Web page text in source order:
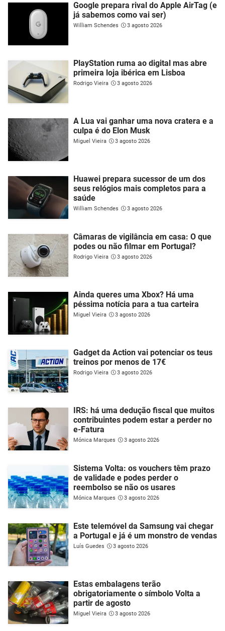
Google prepara rival do Apple AirTag (e
já sabemos como vai ser)
William Schendes 3 agosto 2026
PlayStation ruma ao digital mas abre
primeira loja ibérica em Lisboa
Rodrigo Vieira 3 agosto 2026
A Lua vai ganhar uma nova cratera e a
culpa é do Elon Musk
Miguel Vieira 3 agosto 2026
Huawei prepara sucessor de um dos
seus relógios mais completos para a
saúde
William Schendes 3 agosto 2026
Câmaras de vigilância em casa: O que
podes ou não filmar em Portugal?
Rodrigo Vieira 3 agosto 2026
Ainda queres uma Xbox? Há uma
péssima notícia para a tua carteira
Miguel Vieira 3 agosto 2026
Gadget da Action vai potenciar os teus
treinos por menos de 17€
Rodrigo Vieira 3 agosto 2026
IRS: há uma dedução fiscal que muitos
contribuintes podem estar a perder no
e-Fatura
Mónica Marques 3 agosto 2026
Sistema Volta: os vouchers têm prazo
de validade e podes perder o
reembolso se não os usares
Mónica Marques 3 agosto 2026
Este telemóvel da Samsung vai chegar
a Portugal e já é um monstro de vendas
Luís Guedes 3 agosto 2026
Estas embalagens terão
obrigatoriamente o símbolo Volta a
partir de agosto
Miguel Vieira 3 agosto 2026